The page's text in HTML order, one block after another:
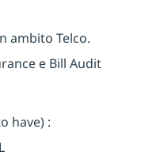
ambito Telco.
e Bill Audit
have) :